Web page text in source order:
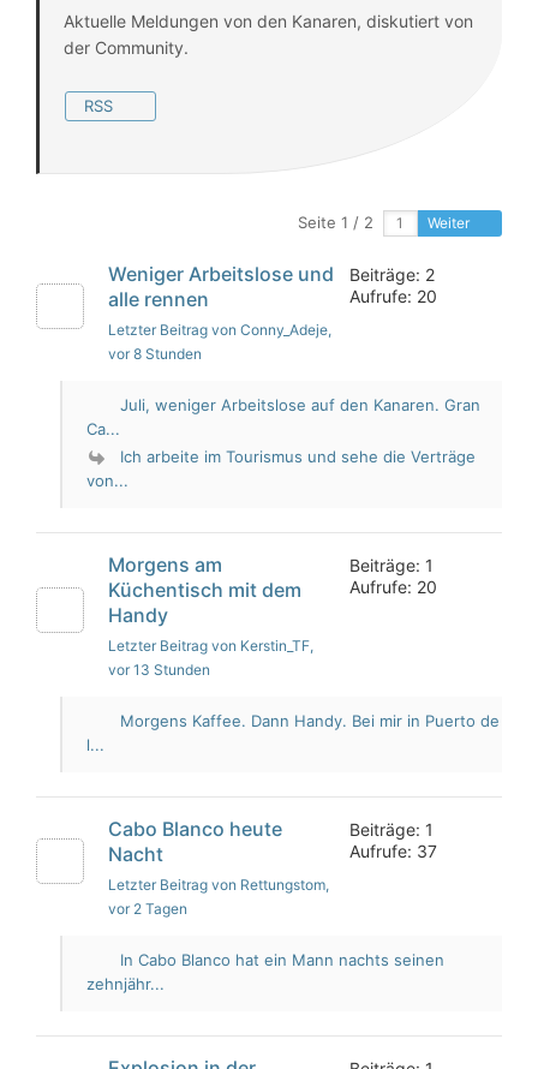
Aktuelle Meldungen von den Kanaren, diskutiert von
der Community.
RSS
Seite 1 / 2 Weiter
Weniger Arbeitslose und
alle rennen
Letzter Beitrag von Conny_Adeje,
vor 8 Stunden
Beiträge: 2
Aufrufe: 20
Juli, weniger Arbeitslose auf den Kanaren. Gran
Ca...
Ich arbeite im Tourismus und sehe die Verträge
von...
Morgens am
Küchentisch mit dem
Handy
Letzter Beitrag von Kerstin_TF,
vor 13 Stunden
Beiträge: 1
Aufrufe: 20
Morgens Kaffee. Dann Handy. Bei mir in Puerto de
l...
Cabo Blanco heute
Nacht
Letzter Beitrag von Rettungstom,
vor 2 Tagen
Beiträge: 1
Aufrufe: 37
In Cabo Blanco hat ein Mann nachts seinen
zehnjähr...